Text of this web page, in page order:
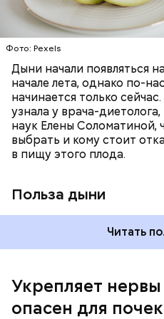
Фото: Pexels
Дыни начали появляться
начале лета, однако по-
начинается только
узнала у врача-
наук Елены Соломатиной,
выбрать и кому стоит
в пищу этого плода.
Польза дыни
лютеин и зеаксантин —
отлично поддерживают
калий — оказывает
поддерживает
систему и
магний — помогает
спазмироваться.
Читать
Укрепляет
опасен для
По мнению специалиста,
достаточно включать
раз в месяц. В небольших